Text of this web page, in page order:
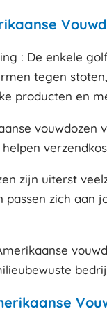
: De enkele
tegen
producten en
zijn uiterst
passen zich